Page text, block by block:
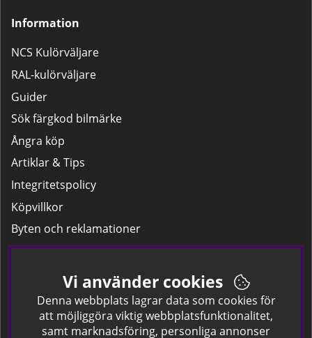
Information
NCS Kulörväljare
RAL-kulörväljare
Guider
Sök färgkod bilmärke
Ångra köp
Artiklar & Tips
Integritetspolicy
Köpvillkor
Byten och reklamationer
Leverans
Hitta färgkoden på bilen.
Företagskund
Om oss
Vi använder cookies
Denna webbplats lagrar data som cookies för
att möjliggöra viktig webbplatsfunktionalitet,
samt marknadsföring, personliga annonser